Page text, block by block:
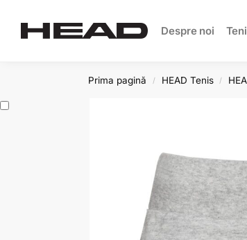
Despre noi
Search
Prima pagină / HEAD Tenis /